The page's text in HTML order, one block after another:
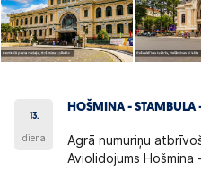
13.
diena
HOŠMINA - STAMBULA
Agrā numuriņu
Aviolidojums Hošmina